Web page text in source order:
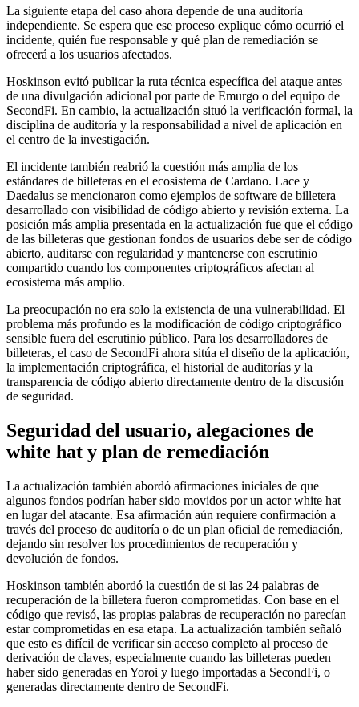
La siguiente etapa del caso ahora depende de una auditoría
independiente. Se espera que ese proceso explique cómo ocurrió el
incidente, quién fue responsable y qué plan de remediación se
ofrecerá a los usuarios afectados.
Hoskinson evitó publicar la ruta técnica específica del ataque antes
de una divulgación adicional por parte de Emurgo o del equipo de
SecondFi. En cambio, la actualización situó la verificación formal, la
disciplina de auditoría y la responsabilidad a nivel de aplicación en
el centro de la investigación.
El incidente también reabrió la cuestión más amplia de los
estándares de billeteras en el ecosistema de Cardano. Lace y
Daedalus se mencionaron como ejemplos de software de billetera
desarrollado con visibilidad de código abierto y revisión externa. La
posición más amplia presentada en la actualización fue que el código
de las billeteras que gestionan fondos de usuarios debe ser de código
abierto, auditarse con regularidad y mantenerse con escrutinio
compartido cuando los componentes criptográficos afectan al
ecosistema más amplio.
La preocupación no era solo la existencia de una vulnerabilidad. El
problema más profundo es la modificación de código criptográfico
sensible fuera del escrutinio público. Para los desarrolladores de
billeteras, el caso de SecondFi ahora sitúa el diseño de la aplicación,
la implementación criptográfica, el historial de auditorías y la
transparencia de código abierto directamente dentro de la discusión
de seguridad.
Seguridad del usuario, alegaciones de
white hat y plan de remediación
La actualización también abordó afirmaciones iniciales de que
algunos fondos podrían haber sido movidos por un actor white hat
en lugar del atacante. Esa afirmación aún requiere confirmación a
través del proceso de auditoría o de un plan oficial de remediación,
dejando sin resolver los procedimientos de recuperación y
devolución de fondos.
Hoskinson también abordó la cuestión de si las 24 palabras de
recuperación de la billetera fueron comprometidas. Con base en el
código que revisó, las propias palabras de recuperación no parecían
estar comprometidas en esa etapa. La actualización también señaló
que esto es difícil de verificar sin acceso completo al proceso de
derivación de claves, especialmente cuando las billeteras pueden
haber sido generadas en Yoroi y luego importadas a SecondFi, o
generadas directamente dentro de SecondFi.